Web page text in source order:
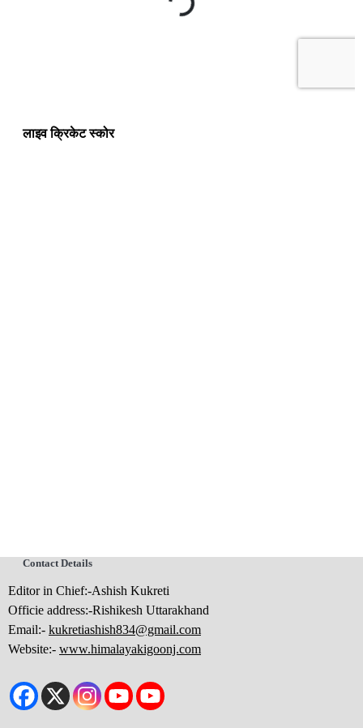
लाइव क्रिकेट स्कोर
Contact Details
Editor in Chief:-Ashish Kukreti
Officie address:-Rishikesh Uttarakhand
Email:- kukretiashish834@gmail.com
Website:- www.himalayakigoonj.com